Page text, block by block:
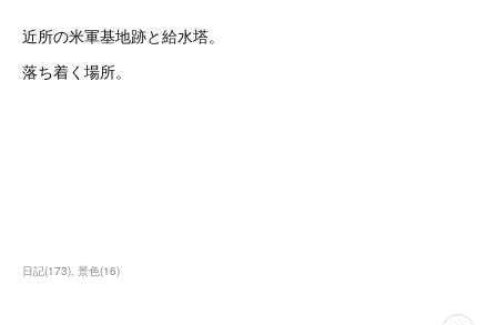
近所の米軍基地跡と給水塔。
落ち着く場所。
日記(173) 景色(16)